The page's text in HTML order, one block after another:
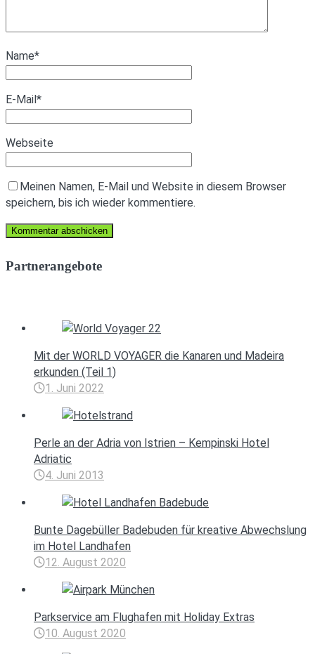
Name*
E-Mail *
Webseite
Meinen Namen, E-Mail und Website in diesem Browser
speichern, bis ich wieder kommentiere.
Partnerangebote
Mit der WORLD VOYAGER die Kanaren und Madeira
erkunden (Teil 1)
1. Juni 2022
Perle an der Adria von Istrien – Kempinski Hotel
Adriatic
4. Juni 2013
Bunte Dagebüller Badebuden für kreative Abwechslung
im Hotel Landhafen
12. August 2020
Parkservice am Flughafen mit Holiday Extras
10. August 2020